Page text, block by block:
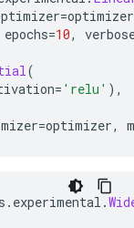
=optimizer
epochs=10,
(
= 'relu' ),
=optimizer,
. experimental .